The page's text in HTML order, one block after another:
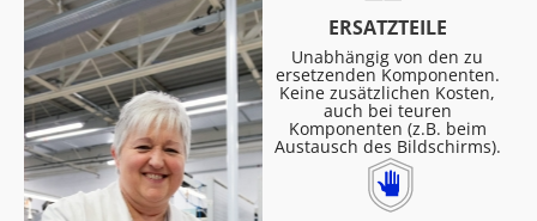
ERSATZTEILE
Unabhängig von den zu
ersetzenden Komponenten.
Keine zusätzlichen Kosten,
auch bei teuren
Komponenten (z.B. beim
Austausch des Bildschirms).